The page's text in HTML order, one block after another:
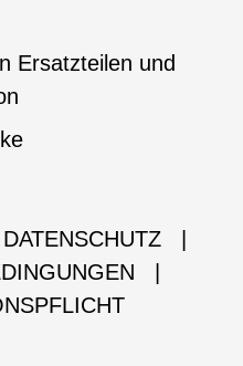
Ersatzteilen und
DATENSCHUTZ